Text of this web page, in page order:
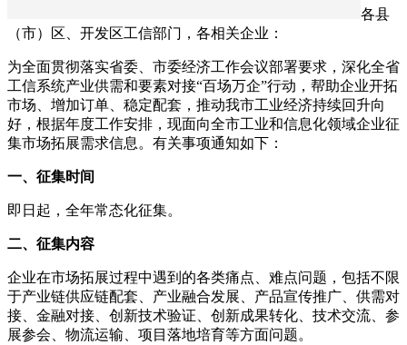
各县
（市）区、开发区工信部门，各相关企业：
为全面贯彻落实省委、市委经济工作会议部署要求，深化全省
工信系统产业供需和要素对接“百场万企”行动，帮助企业开拓
市场、增加订单、稳定配套，推动我市工业经济持续回升向
好，根据年度工作安排，现面向全市工业和信息化领域企业征
集市场拓展需求信息。有关事项通知如下：
一、征集时间
即日起，全年常态化征集。
二、征集内容
企业在市场拓展过程中遇到的各类痛点、难点问题，包括不限
于产业链供应链配套、产业融合发展、产品宣传推广、供需对
接、金融对接、创新技术验证、创新成果转化、技术交流、参
展参会、物流运输、项目落地培育等方面问题。